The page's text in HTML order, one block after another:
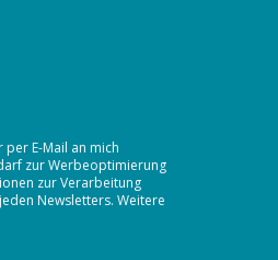
E-Mail an mich
zur Werbeoptimierung
zur Verarbeitung
Newsletters. Weitere